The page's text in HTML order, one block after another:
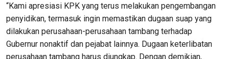
“Kami apresiasi KPK yang terus melakukan pengembangan
penyidikan, termasuk ingin memastikan dugaan suap yang
dilakukan perusahaan-perusahaan tambang terhadap
Gubernur nonaktif dan pejabat lainnya. Dugaan keterlibatan
perusahaan tambang harus diungkap. Dengan demikian,